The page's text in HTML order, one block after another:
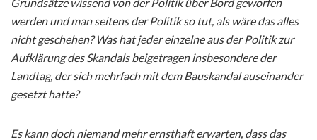
werden und man seitens der Politik so tut, als wäre das alles
nicht geschehen? Was hat jeder einzelne aus der Politik zur
Aufklärung des Skandals beigetragen insbesondere der
Landtag, der sich mehrfach mit dem Bauskandal auseinander
gesetzt hatte?
Es kann doch niemand mehr ernsthaft erwarten, dass das